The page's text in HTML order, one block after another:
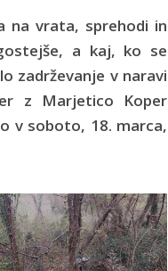
na vrata, sprehodi in
a kaj, ko se
zadrževanje v naravi
z Marjetico Koper
v soboto, 18. marca,